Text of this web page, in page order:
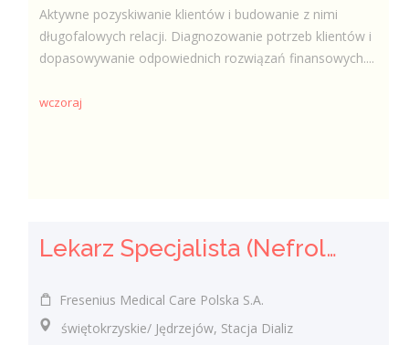
Aktywne pozyskiwanie klientów i budowanie z nimi
długofalowych relacji. Diagnozowanie potrzeb klientów i
dopasowywanie odpowiednich rozwiązań finansowych....
wczoraj
Lekarz Specjalista (Nefrolog / Internista) (K/M/N)
Fresenius Medical Care Polska S.A.
świętokrzyskie/ Jędrzejów, Stacja Dializ